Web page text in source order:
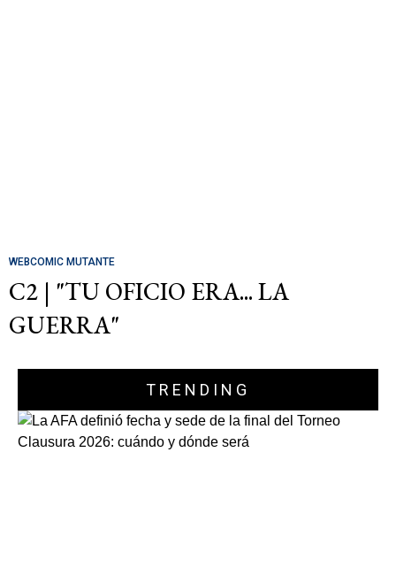
WEBCOMIC MUTANTE
C2 | "TU OFICIO ERA... LA
GUERRA"
TRENDING